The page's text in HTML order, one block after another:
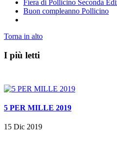
Fiera di Pollicino Seconda
Buon compleanno Pollicino
Torna in alto
I più letti
5 PER MILLE 2019
15 Dic 2019